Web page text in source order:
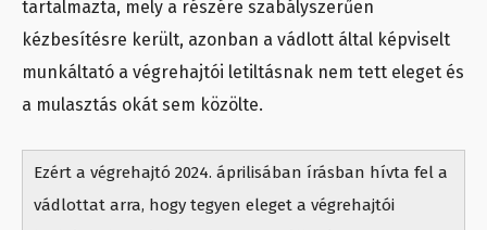
tartalmazta, mely a részére szabályszerűen
kézbesítésre került, azonban a vádlott által képviselt
munkáltató a végrehajtói letiltásnak nem tett eleget és
a mulasztás okát sem közölte.
Ezért a végrehajtó 2024. áprilisában írásban hívta fel a
vádlottat arra, hogy tegyen eleget a végrehajtói